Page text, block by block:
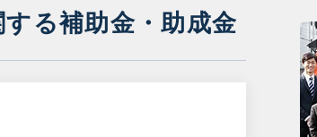
る補助金・助成金